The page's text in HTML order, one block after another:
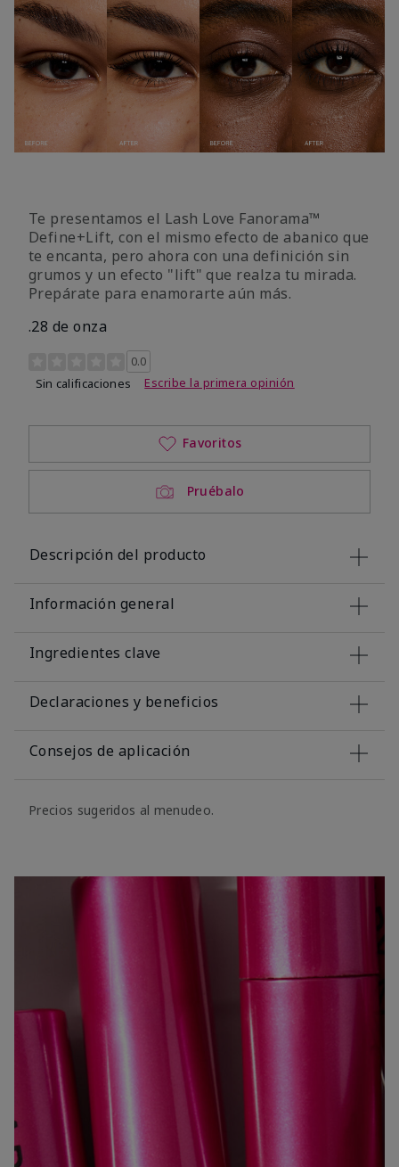
Te presentamos el Lash Love Fanorama™
Define+Lift, con el mismo efecto de abanico que
te encanta, pero ahora con una definición sin
grumos y un efecto "lift" que realza tu mirada.
Prepárate para enamorarte aún más.
.28 de onza
Calificación de clientes de 3,4 de 5
0.0
Sin calificaciones
Escribe la primera opinión
Pruébalo
Favoritos
Descripción del producto
Información general
Ingredientes clave
Declaraciones y beneficios
Consejos de aplicación
Precios sugeridos al menudeo.